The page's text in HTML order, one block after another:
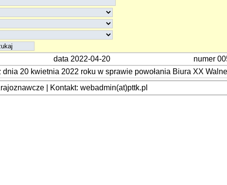
data 2022-04-20
numer
20 kwietnia 2022 roku w sprawie powołania Biura XX
| Kontakt: webadmin(at)pttk.pl